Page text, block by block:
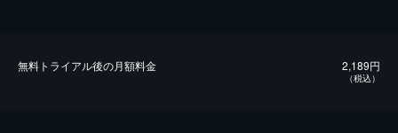
無料トライアル後の⽉額料金 2,189円
（税込）